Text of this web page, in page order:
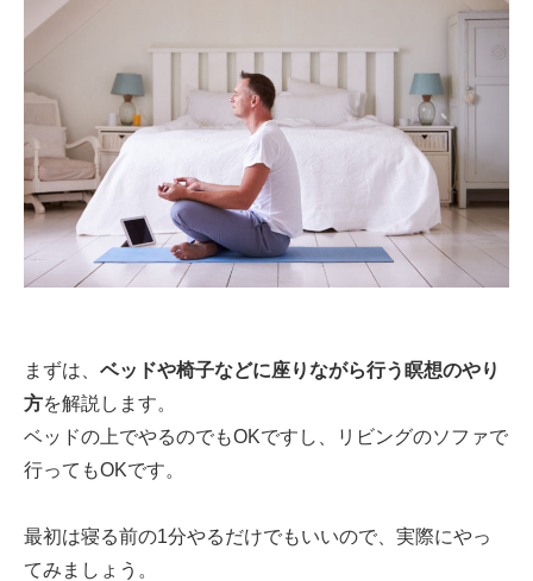
まずは、 ベッドや椅子などに座りながら行う瞑想のやり
方を解説します。
ベッドの上でやるのでもOKですし、リビングのソファで
行ってもOKです。
最初は寝る前の1分やるだけでもいいので、実際にやっ
てみましょう。